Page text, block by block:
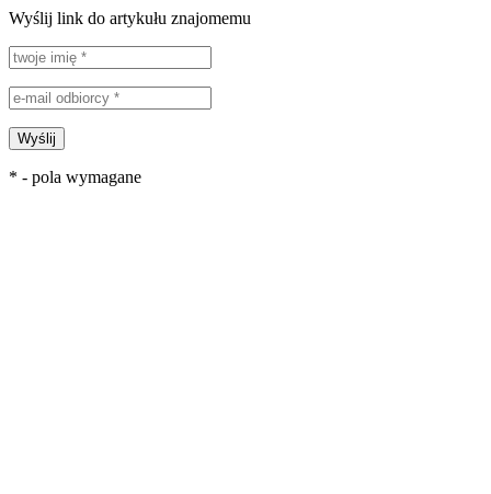
Wyślij link do artykułu znajomemu
Wyślij
* - pola wymagane